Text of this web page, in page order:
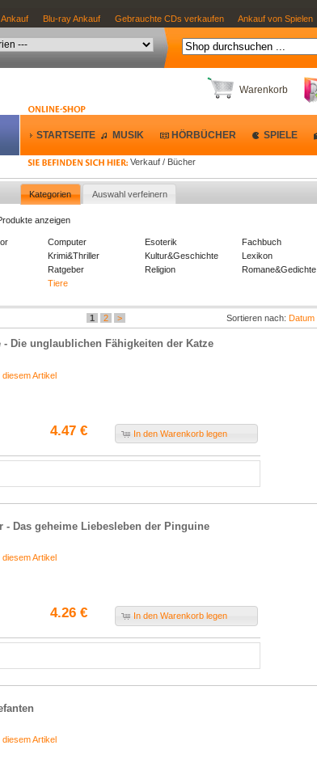
Ankauf Blu-ray Ankauf Gebrauchte CDs verkaufen Ankauf von Spielen
Warenkorb
Verkauf / Bücher
STARTSEITE MUSIK HÖRBÜCHER SPIELE
Kategorien Auswahl verfeinern
anzeigen
Computer Esoterik Fachbuch
Krimi&Thriller Kultur&Geschichte Lexikon
Ratgeber Religion Romane&Gedichte
Tiere
1 2 > Sortieren nach: Datum
- Die unglaublichen Fähigkeiten der Katze
Artikel
4.47 € In den Warenkorb legen
- Das geheime Liebesleben der Pinguine
Artikel
4.26 € In den Warenkorb legen
Artikel